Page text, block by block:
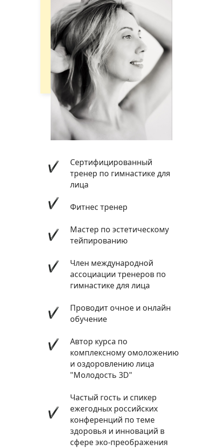
Сертифицированный
тренер по гимнастике для
лица
Фитнес тренер
Мастер по эстетическому
тейпированию
Член международной
ассоциации тренеров по
гимнастике для лица
Проводит очное и онлайн
обучение
Автор курса по
комплексному омоложению
и оздоровлению лица
"Молодость 3D"
Частый гость и спикер
ежегодных российских
конференций по теме
здоровья и инноваций в
сфере эко-преображения